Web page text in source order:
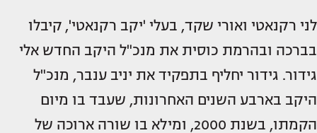
לני רקנאטי ואורי שקד, בעלי 'יקב רקנאטי', קיבלו
בברכה ובהרמת כוסית את מנכ"ל היקב החדש אלי
גידור. גידור יחליף בתפקיד את יניב ענבר, מנכ"ל
היקב בארבע השנים האחרונות, שעבד בו מיום
הקמתו, בשנת 2000, ומילא בו שורה ארוכה של